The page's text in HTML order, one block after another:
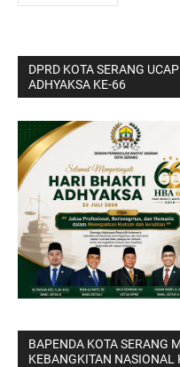
DPRD KOTA SERANG
ADHYAKSA KE-66
BAPENDA KOTA SERANG
KEBANGKITAN NASIONAL